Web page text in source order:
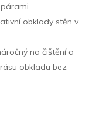
obklady stěn v
na čištění a
obkladu bez